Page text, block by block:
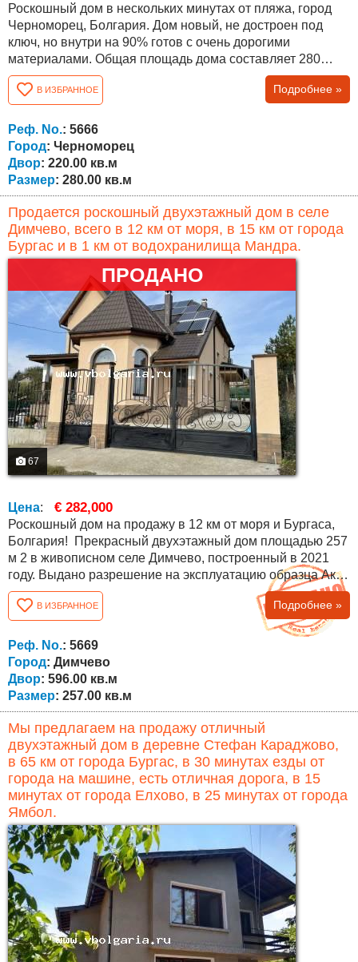
Роскошный дом в нескольких минутах от пляжа, город
Черноморец, Болгария. Дом новый, не достроен под
ключ, но внутри на 90% готов с очень дорогими
материалами. Общая площадь дома составляет 280
кв.м. двор 220 кв.м. Распределение выглядит
следующим образом: Первый этаж представляет собой
большую гостиную с гостиной, подсобное помещение
отдельно огромная ванная комната с туалетом и одна
В ИЗБРАННОЕ Подробнее »
Реф. No.: 5666
Город: Черноморец
Двор: 220.00 кв.м
Размер: 280.00 кв.м
Продается роскошный двухэтажный дом в селе
Димчево, всего в 12 км от моря, в 15 км от города
Бургас и в 1 км от водохранилища Мандра.
ПРОДАНО
67
Цена: € 282,000
Роскошный дом на продажу в 12 км от моря и Бургаса,
Болгария! Прекрасный двухэтажный дом площадью 257
м 2 в живописном селе Димчево, построенный в 2021
году. Выдано разрешение на эксплуатацию образца Акт
16. Дом имеет в общей сложности четыре спальни, две
ванные комнаты. Участок 596 м 2 . Отделочные работы
выполнены из качественных материалов по
европейским стандартам и с высококачественной
внешней теплоизоляцией. Кроме того, есть...
В ИЗБРАННОЕ Подробнее »
Реф. No.: 5669
Город: Димчево
Двор: 596.00 кв.м
Размер: 257.00 кв.м
Мы предлагаем на продажу отличный
двухэтажный дом в деревне Стефан Караджово,
в 65 км от города Бургас, в 30 минутах езды от
города на машине, есть отличная дорога, в 15
минутах от города Елхово, в 25 минутах от города
Ямбол.